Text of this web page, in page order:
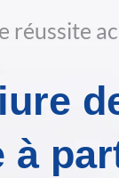
réussite
à